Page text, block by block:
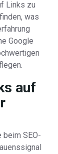
Links zu
was
Google
auf
SEO-